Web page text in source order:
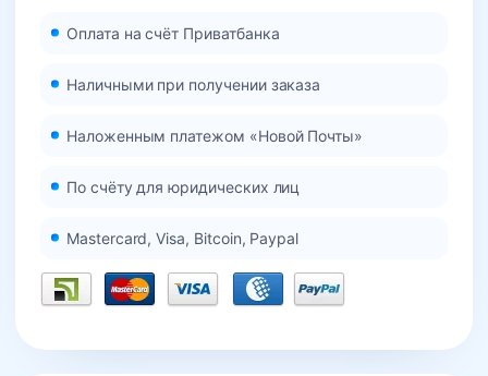
Оплата на счёт Приватбанка
Наличными при получении заказа
Наложенным платежом «Новой Почты»
По счёту для юридических лиц
Mastercard, Visa, Bitcoin, Paypal